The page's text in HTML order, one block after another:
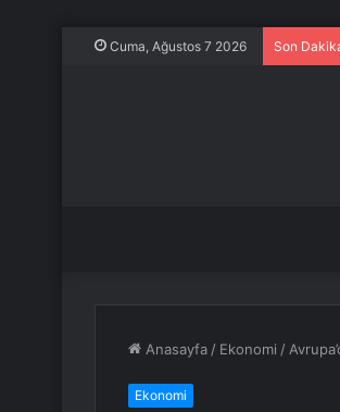
Cuma, Ağustos 7 2026 Son
Anasayfa / Ekonomi /
Ekonomi